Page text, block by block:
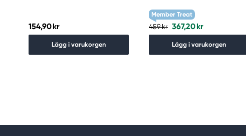
154,90 kr
Lägg i varukorgen
Member Treat
459 kr 367,20 kr
Lägg i varukorgen